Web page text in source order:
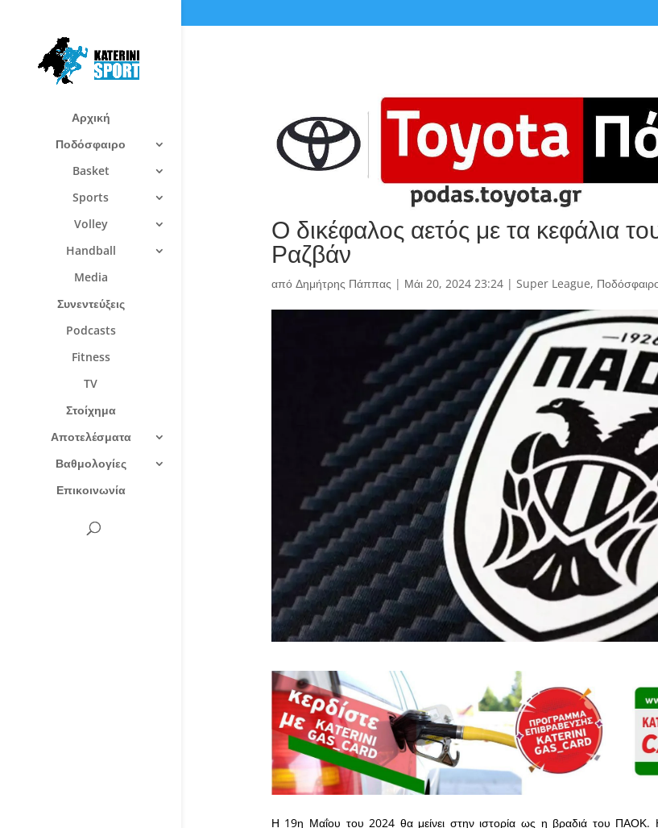
Αρχική
Ποδόσφαιρο
Basket
Sports
Volley
Handball
Media
Συνεντεύξεις
Podcasts
Fitness
TV
Στοίχημα
Αποτελέσματα
Βαθμολογίες
Επικοινωνία
Ο δικέφαλος αετός με τα κεφάλια
Ραζβάν
από Δημήτρης Πάππας | Μάι 20, 2024 23:24| Super League,
Η 19η Μαΐου του 2024 θα μείνει στην ιστορία ως η βραδιά του ΠΑΟΚ.